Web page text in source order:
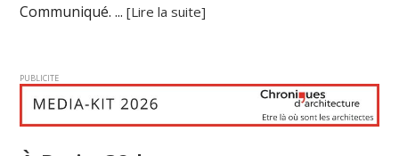
Communiqué. ...[Lire la suite]
PUBLICITE